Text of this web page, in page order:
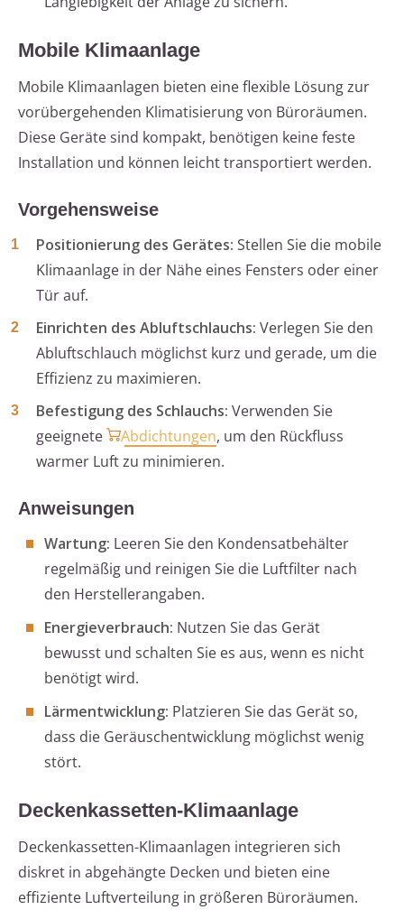
Mobile Klimaanlage
Mobile Klimaanlagen bieten eine flexible Lösung zur
vorübergehenden Klimatisierung von Büroräumen.
Diese Geräte sind kompakt, benötigen keine feste
Installation und können leicht transportiert werden.
Vorgehensweise
Positionierung des Gerätes: Stellen Sie die mobile
Klimaanlage in der Nähe eines Fensters oder einer
Tür auf.
Einrichten des Abluftschlauchs: Verlegen Sie den
Abluftschlauch möglichst kurz und gerade, um die
Effizienz zu maximieren.
Befestigung des Schlauchs: Verwenden Sie
geeignete
Abdichtungen, um den Rückfluss
warmer Luft zu minimieren.
Anweisungen
Wartung: Leeren Sie den Kondensatbehälter
regelmäßig und reinigen Sie die Luftfilter nach
den Herstellerangaben.
Energieverbrauch: Nutzen Sie das Gerät
bewusst und schalten Sie es aus, wenn es nicht
benötigt wird.
Lärmentwicklung: Platzieren Sie das Gerät so,
dass die Geräuschentwicklung möglichst wenig
stört.
Deckenkassetten-Klimaanlage
Deckenkassetten-Klimaanlagen integrieren sich
diskret in abgehängte Decken und bieten eine
effiziente Luftverteilung in größeren Büroräumen.